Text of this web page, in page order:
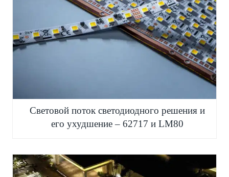
Световой поток светодиодного решения и
его ухудшение – 62717 и LM80